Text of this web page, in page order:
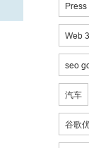
Web
seo
汽车
谷歌